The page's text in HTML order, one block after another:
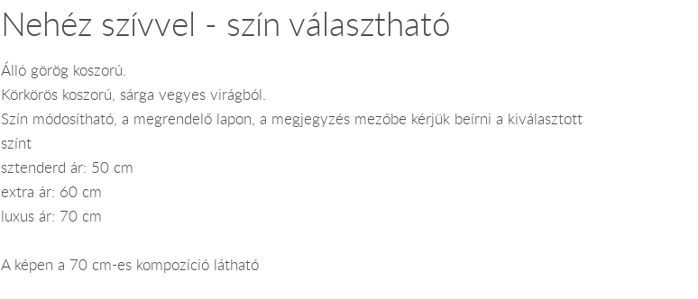
Nehéz szívvel - szín választható
Álló görög koszorú.
Körkörös koszorú, sárga vegyes virágból.
Szín módosítható, a megrendelő lapon, a megjegyzés mezőbe kérjük beírni a kiválasztott
színt
sztenderd ár: 50 cm
extra ár: 60 cm
luxus ár: 70 cm
A képen a 70 cm-es kompozíció látható